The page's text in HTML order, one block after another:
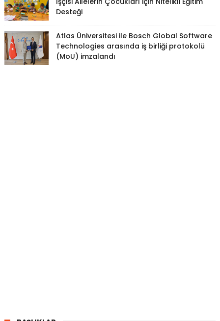
Desteği
Atlas Üniversitesi ile Bosch Global Software
Technologies arasında iş birliği protokolü
(MoU) imzalandı